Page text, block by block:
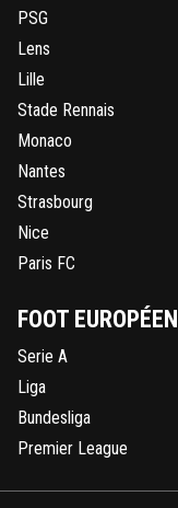
PSG
Lens
Lille
Stade Rennais
Monaco
Nantes
Strasbourg
Nice
Paris FC
FOOT EUROPÉEN
Serie A
Liga
Bundesliga
Premier League